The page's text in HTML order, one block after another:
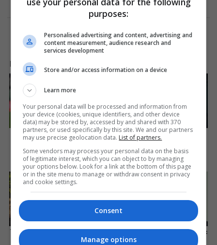
LAJME NGA INTERNETI
10 World Cup 2026 Facts
Every Football Fan Should
Know
Brainberries
From Baddies To
Sweethearts: 9 Actresses
That Can Do It All!
Brainberries
Top 8 People Living Strange
But Happy Lifestyles
Who Will Take On The Iconic
Role Next? Bond Casting
purposes:
Personalised advertising and content, advertising and
content measurement, audience research and
services development
Store and/or access information on a device
Learn more
Your personal data will be processed and information from
your device (cookies, unique identifiers, and other device
data) may be stored by, accessed by and shared with 370
partners, or used specifically by this site. We and our partners
may use precise geolocation data. List of partners.
Some vendors may process your personal data on the basis
of legitimate interest, which you can object to by managing
your options below. Look for a link at the bottom of this page
or in the site menu to manage or withdraw consent in privacy
and cookie settings.
Consent
Manage options